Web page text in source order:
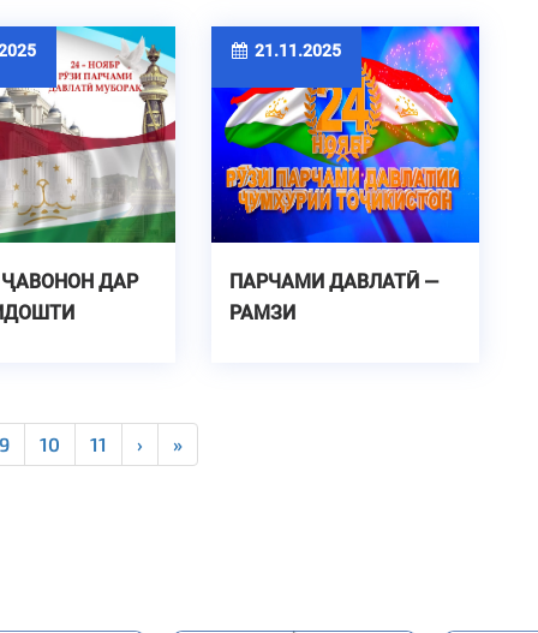
ДАР
21.11.2025
ПАРЧАМИ ДАВЛАТӢ —
РАМЗИ
9 10 11 › »